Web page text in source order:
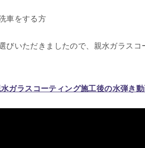
車をする方
びいただきましたので、親水ガラス
ガラスコーティング施工後の水弾き動